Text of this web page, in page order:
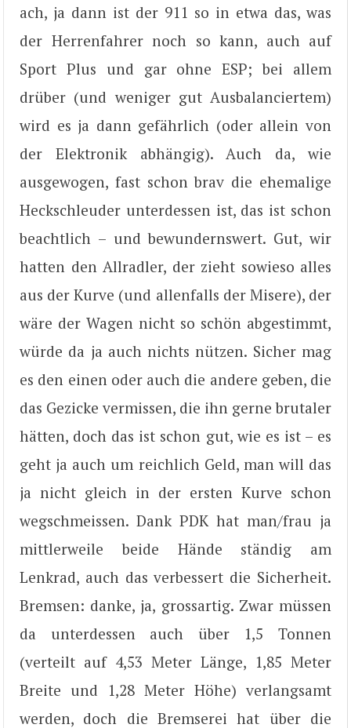
ach, ja dann ist der 911 so in etwa das, was
der Herrenfahrer noch so kann, auch auf
Sport Plus und gar ohne ESP; bei allem
drüber (und weniger gut Ausbalanciertem)
wird es ja dann gefährlich (oder allein von
der Elektronik abhängig). Auch da, wie
ausgewogen, fast schon brav die ehemalige
Heckschleuder unterdessen ist, das ist schon
beachtlich – und bewundernswert. Gut, wir
hatten den Allradler, der zieht sowieso alles
aus der Kurve (und allenfalls der Misere), der
wäre der Wagen nicht so schön abgestimmt,
würde da ja auch nichts nützen. Sicher mag
es den einen oder auch die andere geben, die
das Gezicke vermissen, die ihn gerne brutaler
hätten, doch das ist schon gut, wie es ist – es
geht ja auch um reichlich Geld, man will das
ja nicht gleich in der ersten Kurve schon
wegschmeissen. Dank PDK hat man/frau ja
mittlerweile beide Hände ständig am
Lenkrad, auch das verbessert die Sicherheit.
Bremsen: danke, ja, grossartig. Zwar müssen
da unterdessen auch über 1,5 Tonnen
(verteilt auf 4,53 Meter Länge, 1,85 Meter
Breite und 1,28 Meter Höhe) verlangsamt
werden, doch die Bremserei hat über die